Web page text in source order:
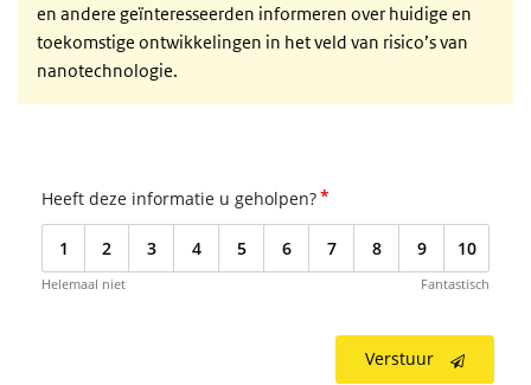
en andere geïnteresseerden informeren over huidige en
toekomstige ontwikkelingen in het veld van risico’s van
nanotechnologie.
Heeft deze informatie u geholpen?*
1 2 3 4 5 6 7 8 9 10
Helemaal niet Fantastisch
Verstuur